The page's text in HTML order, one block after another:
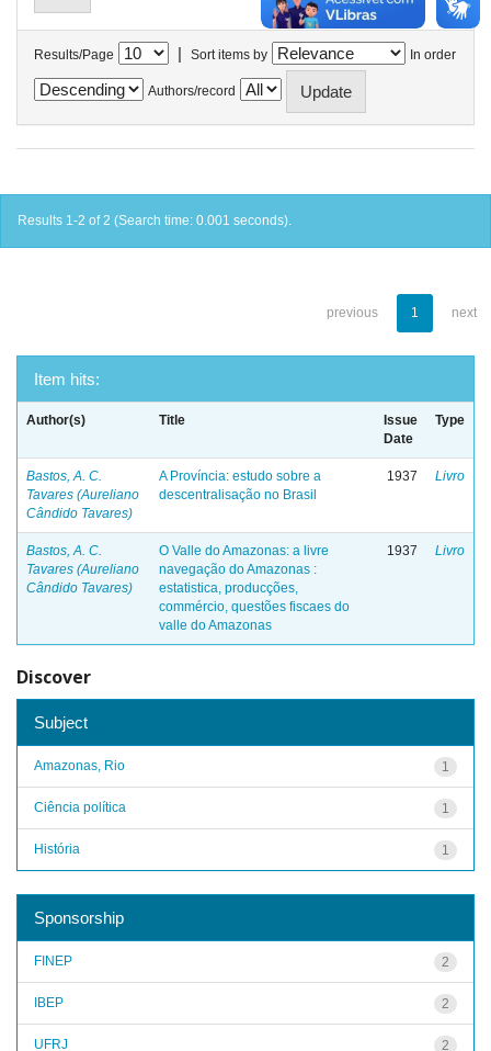
Results/Page | Sort items by In order
Authors/record
Results 1-2 of 2 (Search time: 0.001 seconds).
previous 1 next
Item hits:
Author(s) Title
Issue
Date
Type
Bastos, A. C.
Tavares (Aureliano
Cândido Tavares)
A Província: estudo sobre a
descentralisação no Brasil
1937 Livro
Bastos, A. C.
Tavares (Aureliano
Cândido Tavares)
O Valle do Amazonas: a livre
navegação do Amazonas :
estatistica, producções,
commércio, questões fiscaes do
valle do Amazonas
1937 Livro
Discover
Subject
1
Amazonas, Rio
1
Ciência política
1
História
Sponsorship
2
FINEP
2
IBEP
2
UFRJ